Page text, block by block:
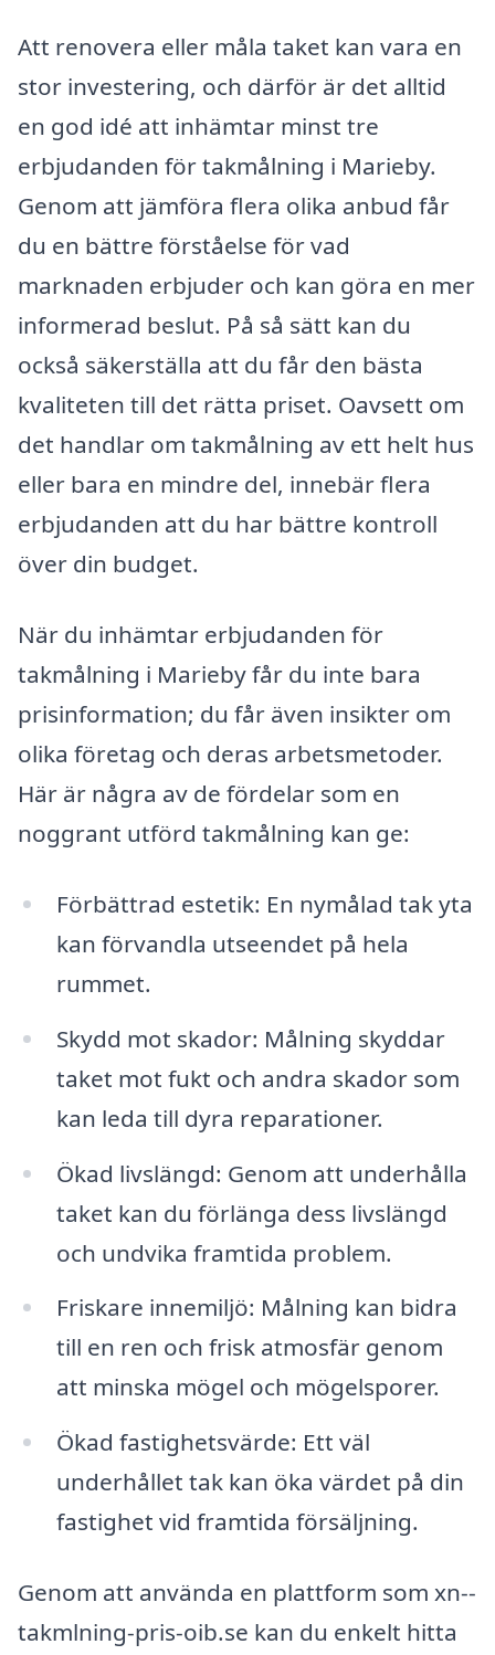
Att renovera eller måla taket kan vara en
stor investering, och därför är det alltid
en god idé att inhämtar minst tre
erbjudanden för takmålning i Marieby.
Genom att jämföra flera olika anbud får
du en bättre förståelse för vad
marknaden erbjuder och kan göra en mer
informerad beslut. På så sätt kan du
också säkerställa att du får den bästa
kvaliteten till det rätta priset. Oavsett om
det handlar om takmålning av ett helt hus
eller bara en mindre del, innebär flera
erbjudanden att du har bättre kontroll
över din budget.
När du inhämtar erbjudanden för
takmålning i Marieby får du inte bara
prisinformation; du får även insikter om
olika företag och deras arbetsmetoder.
Här är några av de fördelar som en
noggrant utförd takmålning kan ge:
Förbättrad estetik: En nymålad tak yta
kan förvandla utseendet på hela
rummet.
Skydd mot skador: Målning skyddar
taket mot fukt och andra skador som
kan leda till dyra reparationer.
Ökad livslängd: Genom att underhålla
taket kan du förlänga dess livslängd
och undvika framtida problem.
Friskare innemiljö: Målning kan bidra
till en ren och frisk atmosfär genom
att minska mögel och mögelsporer.
Ökad fastighetsvärde: Ett väl
underhållet tak kan öka värdet på din
fastighet vid framtida försäljning.
Genom att använda en plattform som xn--
takmlning-pris-oib.se kan du enkelt hitta